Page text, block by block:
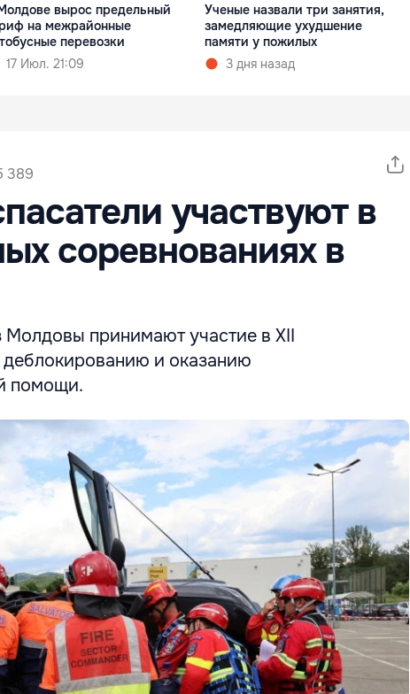
вырос предельный
на межрайонные
перевозки
17 Июл. 21:09
Ученые назвали три занятия,
замедляющие ухудшение
памяти у пожилых
3 дня назад
389
участвуют в
соревнованиях в
принимают участие в XII
и оказанию
помощи.